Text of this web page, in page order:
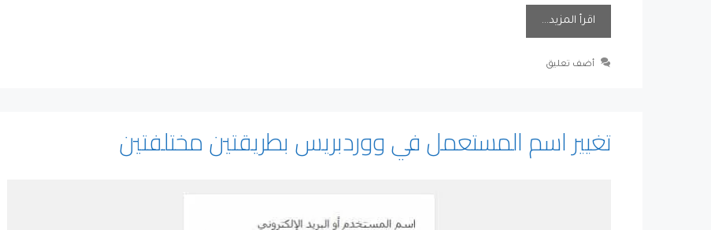
اقرأ المزيد…
أضف تعليق
تغيير اسم المستعمل في ووردبريس بطريقتين مختلفتين